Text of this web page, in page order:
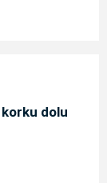
korku dolu